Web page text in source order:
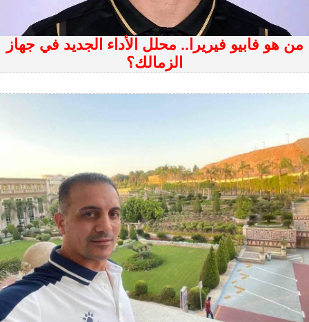
من هو فابيو فيريرا.. محلل الأداء الجديد في جهاز
الزمالك؟